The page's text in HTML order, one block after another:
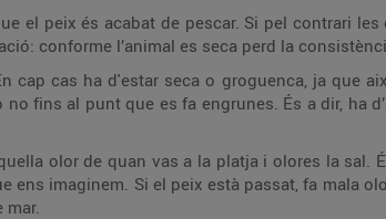
el peix és acabat de pescar. Si pel contrari les
conforme l’animal es seca perd la
cap cas ha d'estar seca o groguenca, ja que
fins al punt que es fa engrunes. És a dir, ha
olor de quan vas a la platja i olores la sal.
imaginem. Si el peix està passat, fa mala
mar.